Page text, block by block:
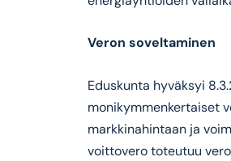
Veron soveltaminen
Eduskunta hyväksyi
monikymmenkertaiset
markkinahintaan ja
voittovero toteutuu